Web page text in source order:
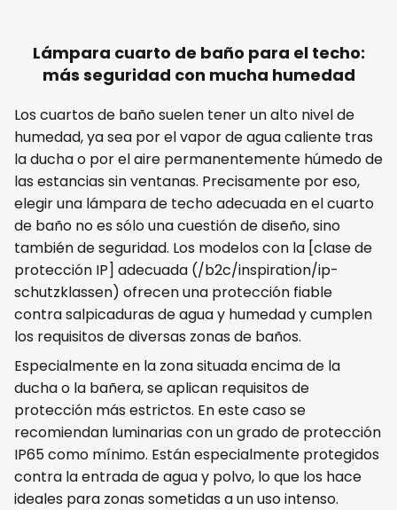
Lámpara cuarto de baño para el techo:
más seguridad con mucha humedad
Los cuartos de baño suelen tener un alto nivel de
humedad, ya sea por el vapor de agua caliente tras
la ducha o por el aire permanentemente húmedo de
las estancias sin ventanas. Precisamente por eso,
elegir una lámpara de techo adecuada en el cuarto
de baño no es sólo una cuestión de diseño, sino
también de seguridad. Los modelos con la [clase de
protección IP] adecuada (/b2c/inspiration/ip-
schutzklassen) ofrecen una protección fiable
contra salpicaduras de agua y humedad y cumplen
los requisitos de diversas zonas de baños.
Especialmente en la zona situada encima de la
ducha o la bañera, se aplican requisitos de
protección más estrictos. En este caso se
recomiendan luminarias con un grado de protección
IP65 como mínimo. Están especialmente protegidos
contra la entrada de agua y polvo, lo que los hace
ideales para zonas sometidas a un uso intenso.